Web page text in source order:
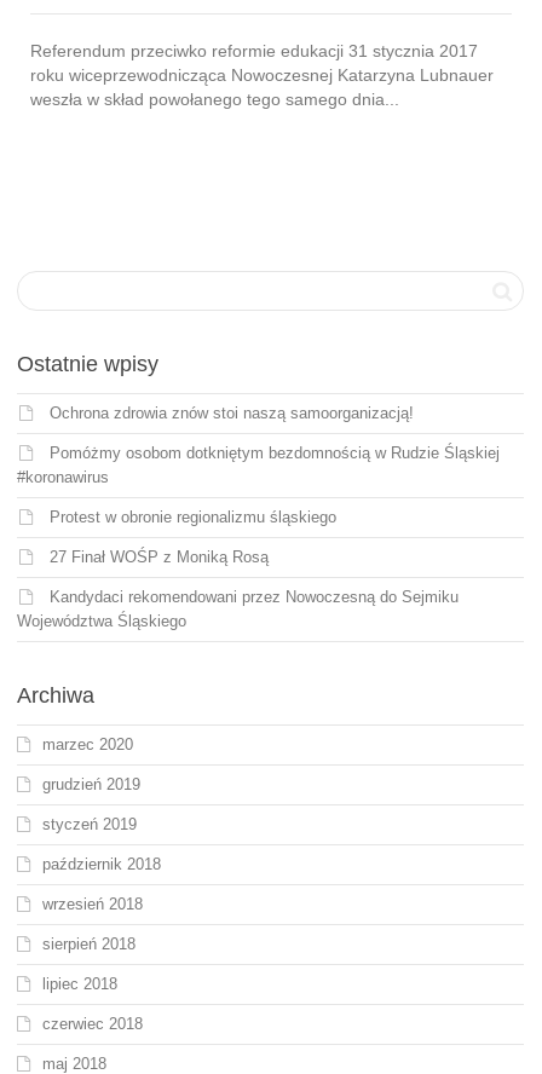
Referendum przeciwko reformie edukacji 31 stycznia 2017
roku wiceprzewodnicząca Nowoczesnej Katarzyna Lubnauer
weszła w skład powołanego tego samego dnia...
Ostatnie wpisy
Ochrona zdrowia znów stoi naszą samoorganizacją!
Pomóżmy osobom dotkniętym bezdomnością w Rudzie Śląskiej
#koronawirus
Protest w obronie regionalizmu śląskiego
27 Finał WOŚP z Moniką Rosą
Kandydaci rekomendowani przez Nowoczesną do Sejmiku
Województwa Śląskiego
Archiwa
marzec 2020
grudzień 2019
styczeń 2019
październik 2018
wrzesień 2018
sierpień 2018
lipiec 2018
czerwiec 2018
maj 2018